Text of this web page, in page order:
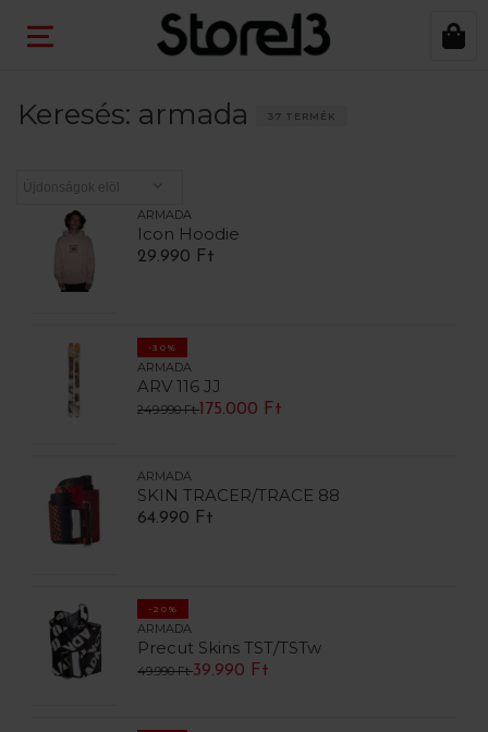
Keresés: armada 37 TERMÉK
ARMADA
Icon Hoodie
29.990 Ft
-30%
ARMADA
ARV 116 JJ
249.990 Ft 175.000 Ft
ARMADA
SKIN TRACER/TRACE 88
64.990 Ft
-20%
ARMADA
Precut Skins TST/TSTw
49.990 Ft39.990 Ft